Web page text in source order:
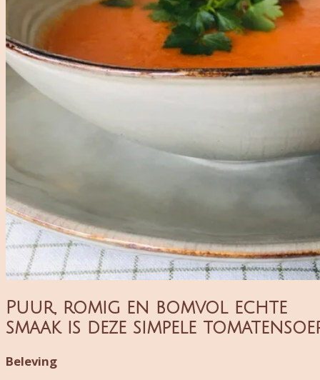
Puur, romig en bomvol echte
smaak is deze simpele
Beleving